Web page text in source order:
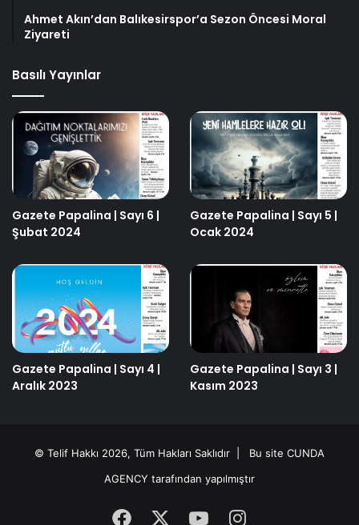
Ahmet Akın’dan Balıkesirspor’a Sezon Öncesi Moral
Ziyareti
Basılı Yayınlar
Gazete Papalina | Sayı 6 |
Şubat 2024
Gazete Papalina | Sayı 5 |
Ocak 2024
Gazete Papalina | Sayı 4 |
Aralık 2023
Gazete Papalina | Sayı 3 |
Kasım 2023
© Telif Hakkı 2026, Tüm Hakları Saklıdır | Bu site CUNDA
AGENCY tarafından yapılmıştır
FacebookYouTubeInstagram